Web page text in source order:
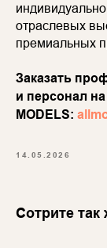
отраслевых
премиальных
Заказать
и персонал
MODELS:
14.05.2026
Сотрите так